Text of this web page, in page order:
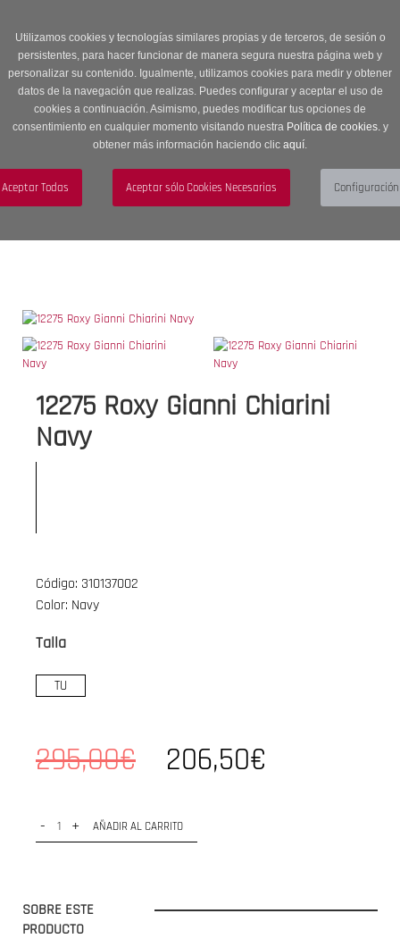
Utilizamos cookies y tecnologías similares propias y de terceros, de sesión o
persistentes, para hacer funcionar de manera segura nuestra página web y
personalizar su contenido. Igualmente, utilizamos cookies para medir y obtener
datos de la navegación que realizas. Puedes configurar y aceptar el uso de
cookies a continuación. Asimismo, puedes modificar tus opciones de
consentimiento en cualquier momento visitando nuestra Política de cookies.y
obtener más información haciendo clic aquí.
descuento en Sección OUTLET con código OUTLET20
navigation
Menú
12275 Roxy Gianni Chiarini
Navy
Código: 310137002
Color: Navy
Talla
TU
295,00€ 206,50€
- + AÑADIR AL CARRITO
SOBRE ESTE
PRODUCTO